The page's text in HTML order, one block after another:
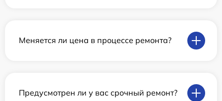
Меняется ли цена в процессе ремонта?
Предусмотрен ли у вас срочный ремонт?